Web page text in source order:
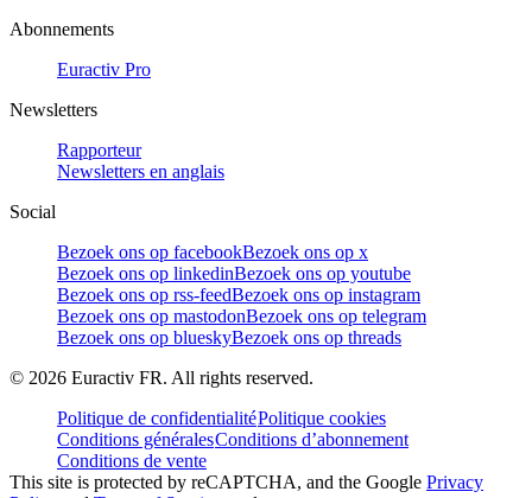
Abonnements
Euractiv Pro
Newsletters
Rapporteur
Newsletters en anglais
Social
Bezoek ons op facebookBezoek ons op x
Bezoek ons op linkedinBezoek ons op youtube
Bezoek ons op rss-feedBezoek ons op instagram
Bezoek ons op mastodonBezoek ons op telegram
Bezoek ons op blueskyBezoek ons op threads
© 2026 Euractiv FR. All rights reserved.
Politique de confidentialitéPolitique cookies
Conditions généralesConditions d’abonnement
Conditions de vente
This site is protected by reCAPTCHA, and the Google Privacy